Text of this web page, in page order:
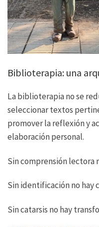
Biblioterapia: una
La biblioterapia no se
seleccionar textos
promover la reflexión y
elaboración personal.
Sin comprensión lectora
Sin identificación no hay
Sin catarsis no hay